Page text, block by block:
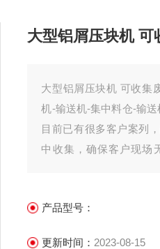
大型铝屑压块机 可
大型铝屑压块机 可收集
机-输送机-集中料仓-输
目前已有很多客户案列
中收集，确保客户现场
产品型号：
更新时间： 2023-08-15